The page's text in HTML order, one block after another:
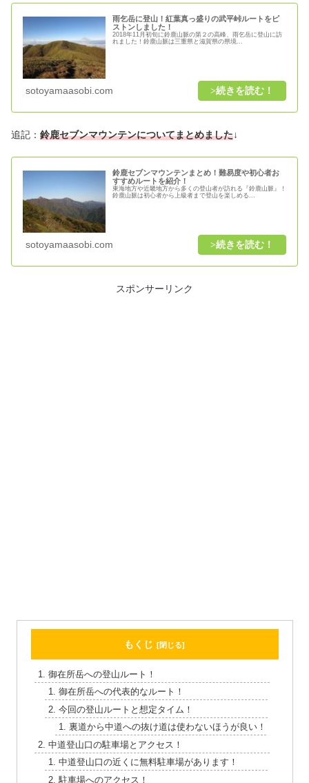
雨乞岳に登山！紅葉真っ盛りの武平峠ルートをピ
ストンしました！
2018年11月初旬に鈴鹿山脈の第２の高峰、雨乞岳に登山に訪
れました！鈴鹿山脈は三重県と滋賀県の県境...
sotoyamaasobi.com
追記： 鈴鹿セブンマウンテンについてまとめました↓
鈴鹿セブンマウンテンまとめ！難易度や初心者お
すすめルートを紹介！
東海地方や近畿地方から多くの登山者が訪れる『鈴鹿山脈』！
鈴鹿山脈は初心者から上級者まで登山を楽しめる...
sotoyamaasobi.com
スポンサーリンク
もくじ
御在所岳への登山ルート！
御在所岳への代表的なルート！
今回の登山ルートと想定タイム！
裏道から中道への抜け道は使わないほうが良い！
中道登山口の駐車場とアクセス！
中道登山口の近くに無料駐車場があります！
駐車場へのアクセス！